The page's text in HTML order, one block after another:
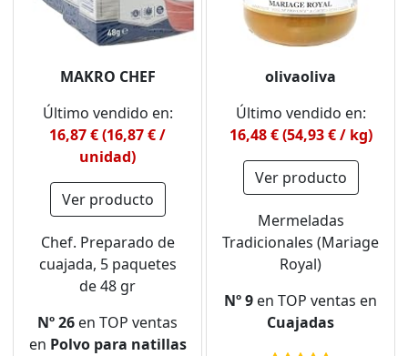
MAKRO CHEF
Último vendido en:
16,87 € (16,87 € /
unidad)
Ver producto
Chef. Preparado de
cuajada, 5 paquetes
de 48 gr
Nº 26 en TOP ventas
en Polvo para natillas
olivaoliva
Último vendido en:
16,48 € (54,93 € / kg)
Ver producto
Mermeladas
Tradicionales (Mariage
Royal)
Nº 9 en TOP ventas en
Cuajadas